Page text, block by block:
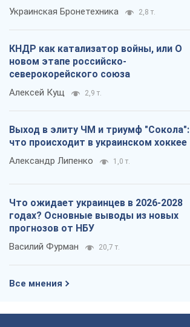
Украинская Бронетехника 2,8 т.
КНДР как катализатор войны, или О
новом этапе российско-
северокорейского союза
Алексей Кущ 2,9 т.
Выход в элиту ЧМ и триумф "Сокола":
что происходит в украинском хоккее
Александр Липенко 1,0 т.
Что ожидает украинцев в 2026-2028
годах? Основные выводы из новых
прогнозов от НБУ
Василий Фурман 20,7 т.
Все мнения